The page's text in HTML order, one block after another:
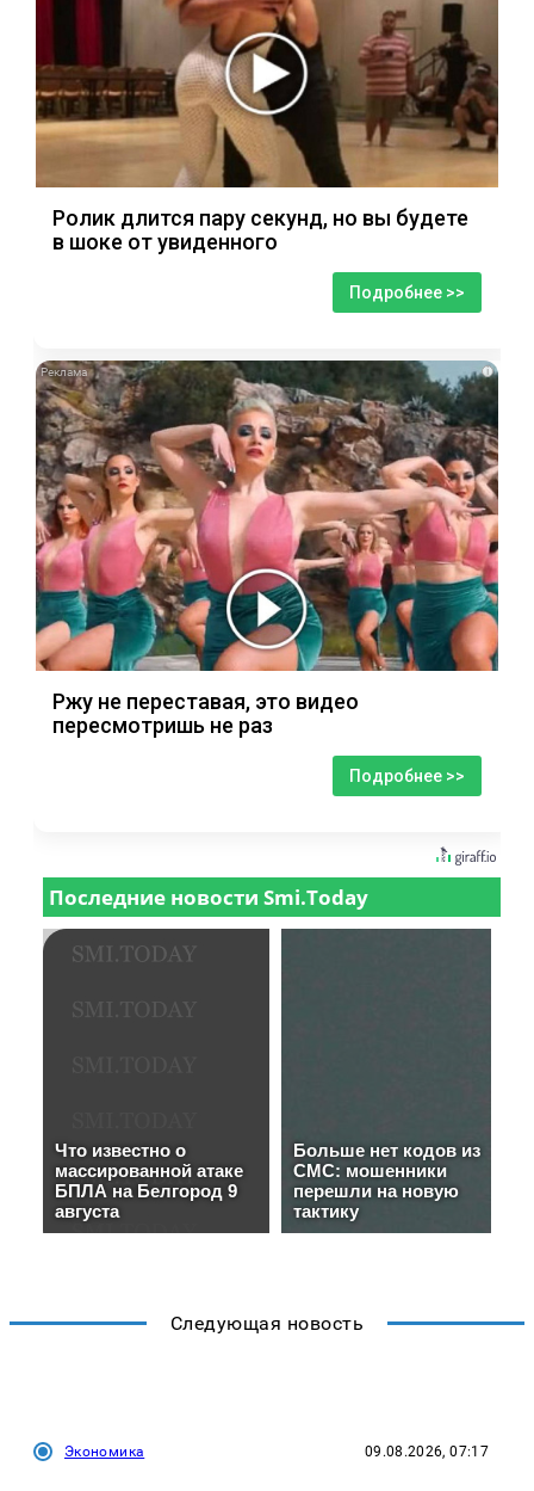
Ролик длится пару секунд, но вы будете
в шоке от увиденного
Подробнее >>
i
Ржу не переставая, это видео
пересмотришь не раз
Подробнее >>
Следующая новость
Экономика 09.08.2026, 07:17